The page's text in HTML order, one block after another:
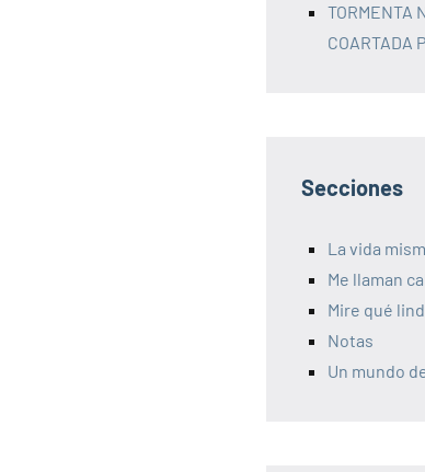
TORMENTA
COARTADA
Secciones
La vida
Me llaman
Mire qué
Notas
Un mundo